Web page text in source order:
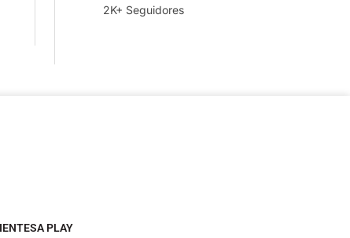
2K+ Seguidores
PLAY